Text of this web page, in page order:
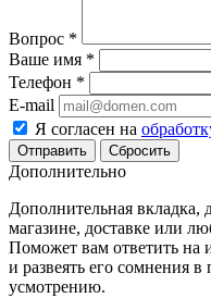
Вопрос *
Ваше имя *
Телефон *
E-mail
Я согласен на
Сбросить
Дополнительно
Дополнительная
магазине, доставке или
Поможет вам ответить на
и развеять его сомнения
усмотрению.